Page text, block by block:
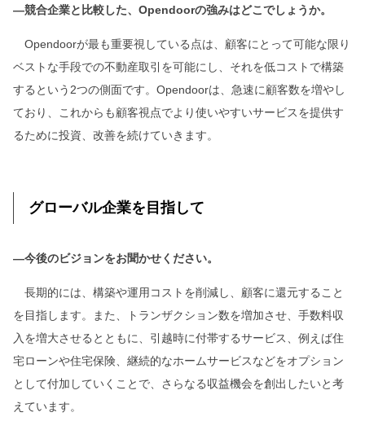
―競合企業と比較した、Opendoorの強みはどこでしょうか。
Opendoorが最も重要視している点は、顧客にとって可能な限り
ベストな手段での不動産取引を可能にし、それを低コストで構築
するという2つの側面です。Opendoorは、急速に顧客数を増やし
ており、これからも顧客視点でより使いやすいサービスを提供す
るために投資、改善を続けていきます。
グローバル企業を目指して
―今後のビジョンをお聞かせください。
長期的には、構築や運用コストを削減し、顧客に還元すること
を目指します。また、トランザクション数を増加させ、手数料収
入を増大させるとともに、引越時に付帯するサービス、例えば住
宅ローンや住宅保険、継続的なホームサービスなどをオプション
として付加していくことで、さらなる収益機会を創出したいと考
えています。